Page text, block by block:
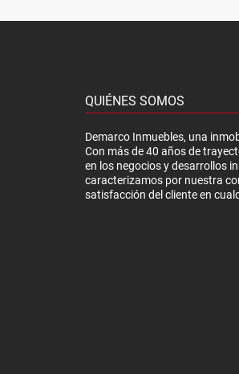
QUIÉNES SOMOS
Demarco Inmuebles, una
Con más de 40 años de
en los negocios y desarrollos
caracterizamos por nuestra
satisfacción del cliente en